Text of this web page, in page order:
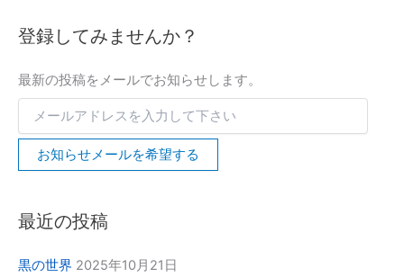
登録してみませんか？
最新の投稿をメールでお知らせします。
下
さ
お知らせメールを希望する
最近の投稿
黒の世界 2025年10月21日